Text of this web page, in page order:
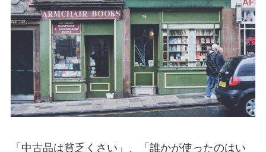
「中古品は貧乏くさい」、「誰かが使ったのはい